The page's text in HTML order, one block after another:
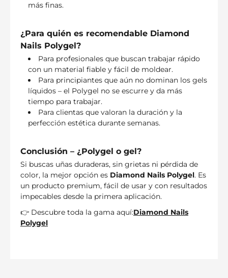
más finas.
¿Para quién es recomendable Diamond
Nails Polygel?
Para profesionales que buscan trabajar rápido
con un material fiable y fácil de moldear.
Para principiantes que aún no dominan los gels
líquidos – el Polygel no se escurre y da más
tiempo para trabajar.
Para clientas que valoran la duración y la
perfección estética durante semanas.
Conclusión – ¿Polygel o gel?
Si buscas uñas duraderas, sin grietas ni pérdida de
color, la mejor opción es Diamond Nails Polygel. Es
un producto premium, fácil de usar y con resultados
impecables desde la primera aplicación.
👉 Descubre toda la gama aquí:Diamond Nails
Polygel